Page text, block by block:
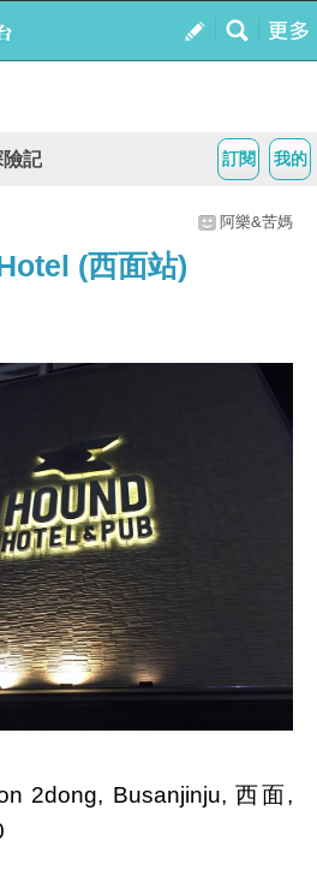
我的
訂閱
險記
阿樂&苦媽
(西面站)
2dong, Busanjinju, 西面,